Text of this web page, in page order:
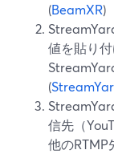
(BeamXR)
値を貼り
(
信先（
他のRTMP